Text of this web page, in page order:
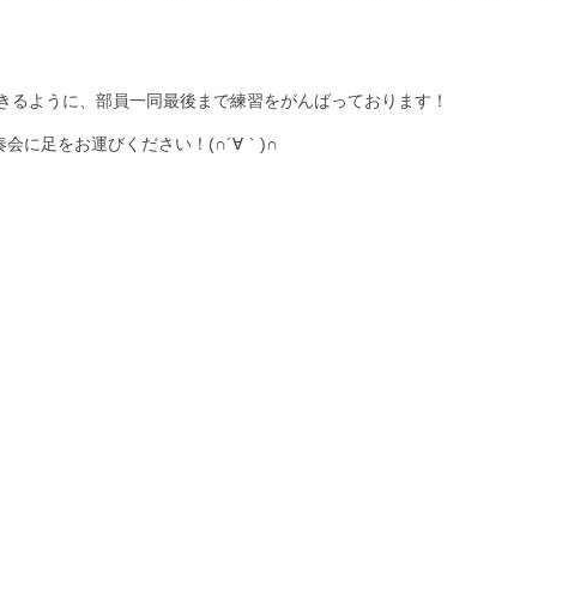
ように、部員一同最後まで練習をがんばっております！
に足をお運びください！(∩´∀｀)∩